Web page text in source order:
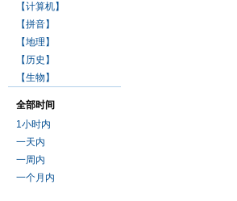
【计算机】
【拼音】
【地理】
【历史】
【生物】
全部时间
1小时内
一天内
一周内
一个月内